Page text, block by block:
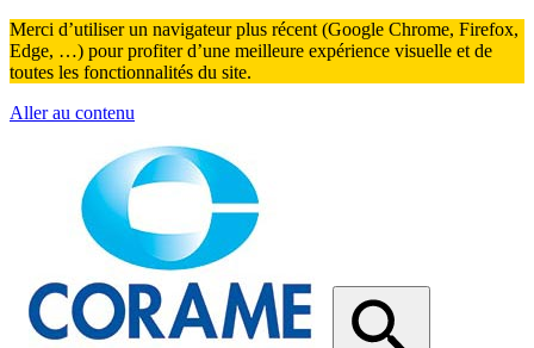
Merci d’utiliser un navigateur plus récent (Google Chrome, Firefox,
Edge, …) pour profiter d’une meilleure expérience visuelle et de
toutes les fonctionnalités du site.
Aller au contenu